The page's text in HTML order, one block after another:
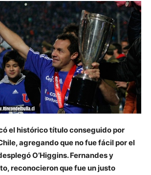
el histórico título conseguido por
agregando que no fue fácil por el
O’Higgins. Fernandes y
reconocieron que fue un justo